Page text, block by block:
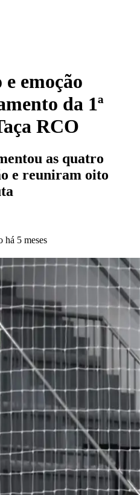
emoção
da 1ª
RCO
as quatro
e reuniram oito
há 5 meses